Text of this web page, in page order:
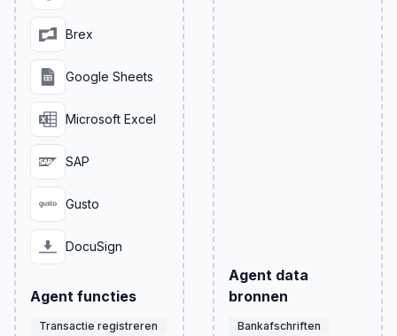
Brex
Google Sheets
Microsoft Excel
SAP
Gusto
DocuSign
Agent functies
Transactie registreren
Agent data
bronnen
Bankafschriften